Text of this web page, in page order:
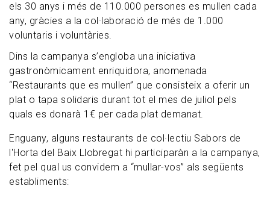
els 30 anys i més de 110.000 persones es mullen cada
any, gràcies a la col·laboració de més de 1.000
voluntaris i voluntàries.
Dins la campanya s’engloba una iniciativa
gastronòmicament enriquidora, anomenada
“Restaurants que es mullen” que consisteix a oferir un
plat o tapa solidaris durant tot el mes de juliol pels
quals es donarà 1€ per cada plat demanat.
Enguany, alguns restaurants de col·lectiu Sabors de
l'Horta del Baix Llobregat hi participaràn a la campanya,
fet pel qual us convidem a “mullar-vos” als següents
establiments: